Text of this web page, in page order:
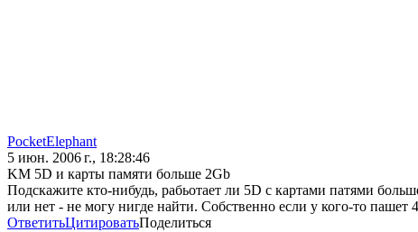
PocketElephant
5 июн. 2006 г., 18:28:46
KM 5D и карты памяти больше 2Gb
Подскажите кто-нибудь, рабьотает ли 5D с картами патями
или нет - не могу нигде найти. Собственно если у кого-то пашет
ОтветитьЦитироватьПоделиться